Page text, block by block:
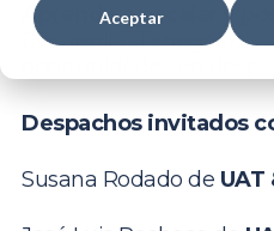
Aceptar
Aprende a escalar y
Desarrolla de negocio y
oportunidades en
Despachos invitados
Susana Rodado de UAT